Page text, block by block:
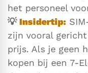
het personeel
💡Insidertip:
zijn vooral
prijs. Als je geen
kopen bij een 7-